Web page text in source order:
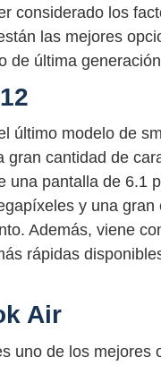
considerado los
las mejores
de última
último modelo de
gran cantidad de
una pantalla de 6.1
y una gran
Además, viene
rápidas
Air
uno de los mejores